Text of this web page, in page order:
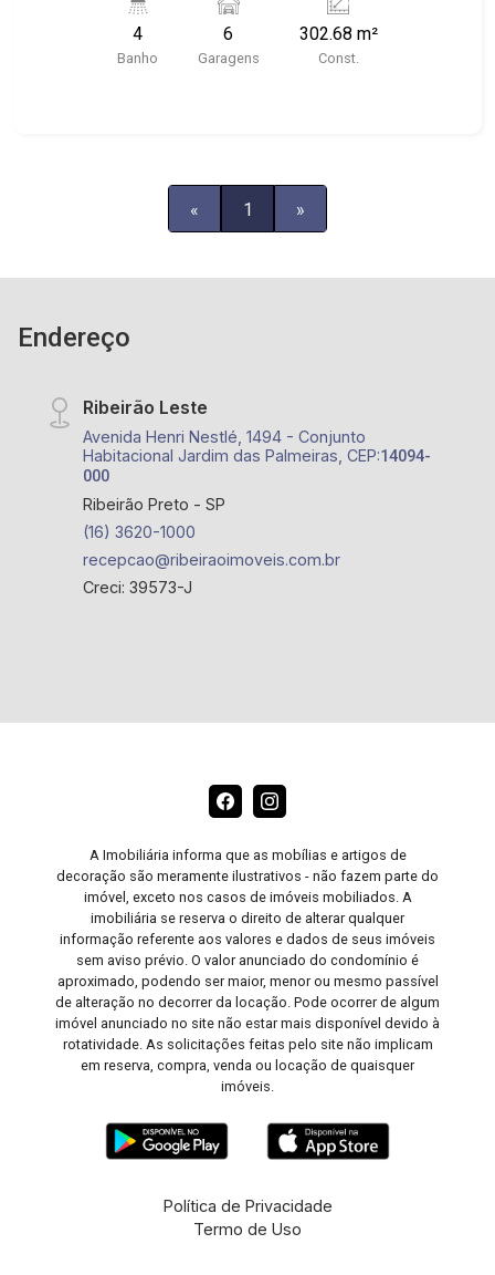
descompressão - Amplo espaço livre para
adequação do negócio - já prontas para uso - já
com teto e piso - 6 banheiros - salas interligadas
serviço de vallet, salas para reunião e coffee
break - Próximo à Coxilha dos Pampas, Fórum e
4
Banho
6
Garagens
302.68 m²
Const.
« 1 »
Endereço
Ribeirão Leste
Avenida Henri Nestlé, 1494 - Conjunto
Habitacional Jardim das Palmeiras, CEP:14094-
000
Ribeirão Preto - SP
(16) 3620-1000
recepcao@ribeiraoimoveis.com.br
Creci: 39573-J
A Imobiliária informa que as mobílias e artigos de
decoração são meramente ilustrativos - não fazem parte do
imóvel, exceto nos casos de imóveis mobiliados. A
imobiliária se reserva o direito de alterar qualquer
informação referente aos valores e dados de seus imóveis
sem aviso prévio. O valor anunciado do condomínio é
aproximado, podendo ser maior, menor ou mesmo passível
de alteração no decorrer da locação. Pode ocorrer de algum
imóvel anunciado no site não estar mais disponível devido à
rotatividade. As solicitações feitas pelo site não implicam
em reserva, compra, venda ou locação de quaisquer
imóveis.
Política de Privacidade
Termo de Uso